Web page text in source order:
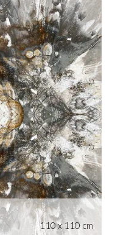
110 x 110 cm